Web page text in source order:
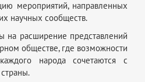
мероприятий, направленных
научных сообществ.
на расширение представлений
обществе, где возможности
народа сочетаются с